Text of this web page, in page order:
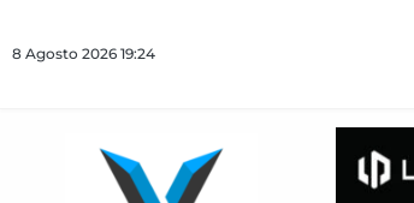
8 Agosto 2026 19:24